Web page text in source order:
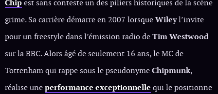
Chipest sans conteste un des piliers historiques de la scène
grime. Sa carrière démarre en 2007 lorsqueWileyl’invite
pour un freestyle dans l’émission radio deTim Westwood
sur la BBC. Alors âgé de seulement 16 ans, le MC de
Tottenham qui rappe sous le pseudonymeChipmunk,
réalise uneperformance exceptionnelle qui le positionne